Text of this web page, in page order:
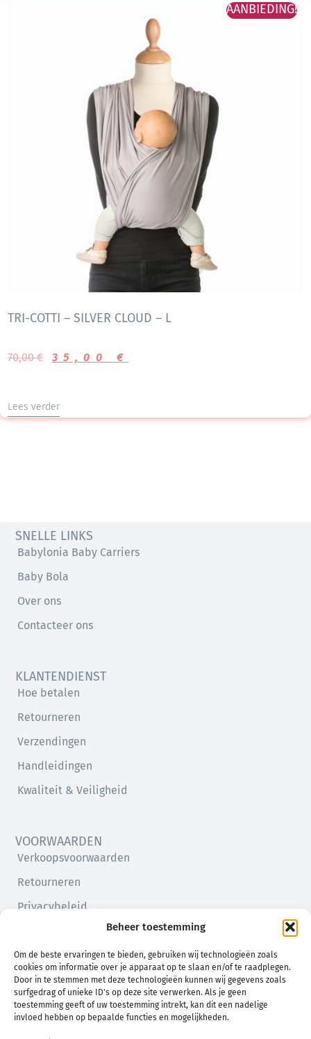
Beheer toestemming
Om de beste ervaringen te bieden, gebruiken wij technologieën zoals
cookies om informatie over je apparaat op te slaan en/of te raadplegen.
Door in te stemmen met deze technologieën kunnen wij gegevens zoals
surfgedrag of unieke ID's op deze site verwerken. Als je geen
toestemming geeft of uw toestemming intrekt, kan dit een nadelige
invloed hebben op bepaalde functies en mogelijkheden.
AANBIEDING!
TRI-COTTI – SILVER CLOUD – L
70,00€ 35,00 €
Lees verder
SNELLE LINKS
Babylonia Baby Carriers
Baby Bola
Over ons
Contacteer ons
KLANTENDIENST
Hoe betalen
Retourneren
Verzendingen
Handleidingen
Kwaliteit & Veiligheid
VOORWAARDEN
Verkoopsvoorwaarden
Retourneren
Privacybeleid
Cookiebeleid (EU)